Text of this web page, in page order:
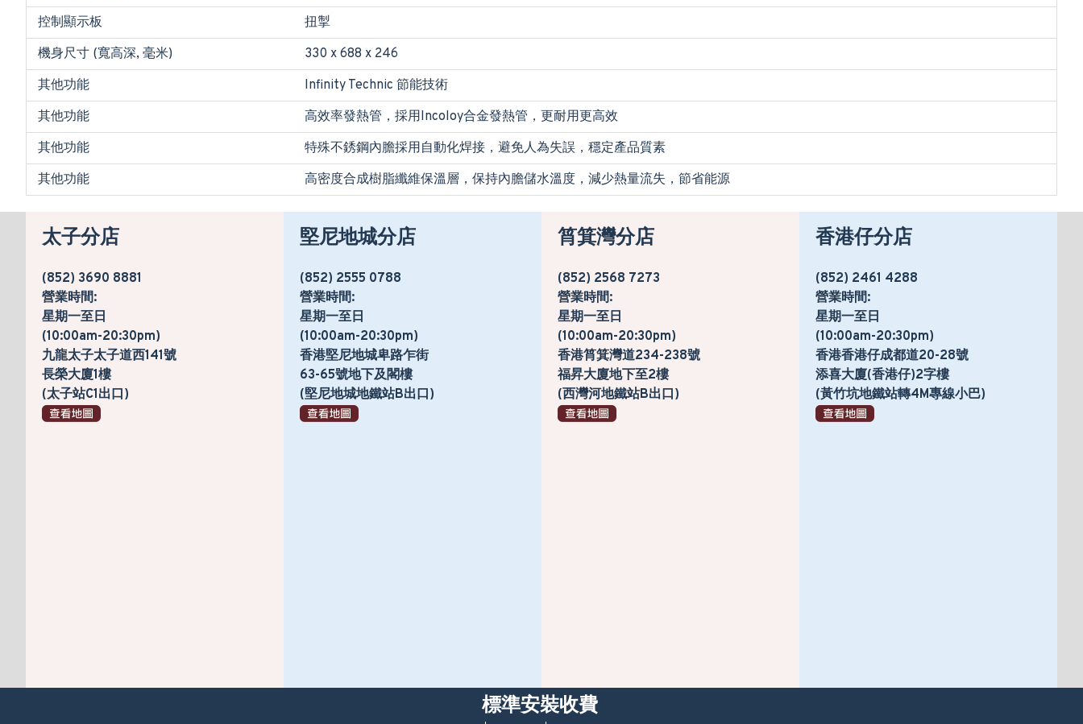
控制顯示板
扭掣
機身尺寸 (寬高深, 毫米)
330 x 688 x 246
其他功能
Infinity Technic 節能技術
其他功能
高效率發熱管，採用Incoloy合金發熱管，更耐用更高效
其他功能
特殊不銹鋼內膽採用自動化焊接，避免人為失誤，穩定產品質素
其他功能
高密度合成樹脂纖維保溫層，保持內膽儲水溫度，減少熱量流失，節省能源
太子分店
(852) 3690 8881
營業時間:
星期一至日
(10:00am-20:30pm)
九龍太子太子道西141號
長榮大廈1樓
(太子站C1出口)
堅尼地城分店
(852) 2555 0788
營業時間:
星期一至日
(10:00am-20:30pm)
香港堅尼地城卑路乍街
63-65號地下及閣樓
(堅尼地城地鐵站B出口)
筲箕灣分店
(852) 2568 7273
營業時間:
星期一至日
(10:00am-20:30pm)
香港筲箕灣道234-238號
福昇大廈地下至2樓
(西灣河地鐵站B出口)
香港仔分店
(852) 2461 4288
營業時間:
星期一至日
(10:00am-20:30pm)
香港香港仔成都道20-28號
添喜大廈(香港仔)2字樓
(黃竹坑地鐵站轉4M專線小巴)
標準安裝收費